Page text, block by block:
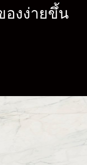
องง่ายขึ้น